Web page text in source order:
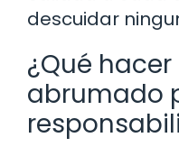
descuidar
¿Qué
abrumado